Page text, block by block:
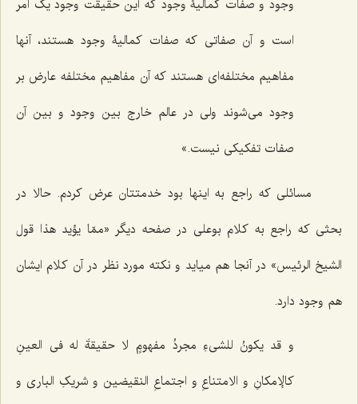
وجود و صفات کمالیۀ وجود که این حقیقت وجود یک امر
است و آن صفاتى که صفات کمالیۀ وجود هستند، آنها
مفاهیم مختلفه‌اى هستند که آن مفاهیم مختلفه عارض بر
وجود مى‌شوند ولى در عالم خارج بین وجود و بین آن
صفات تفکیکی نیست.»
مسائلی که راجع به اینها بود خدمتتان عرض کردم. حالا در
بحثى که راجع به کلام بوعلى در صفحه دیگر «ممّا یؤید هذا قول
الشیخ الرئیس» در آنجا هم میاید و نکته مورد نظر در آن کلام ایشان
هم وجود دارد.
و قد یکونُ للشی‌ءِ مجردُ مفهومٍ لا حقیقةَ له فی العینِ
کالإمکانِ و الامتناعِ و اجتماعِ النقیضین و شریکِ الباری و